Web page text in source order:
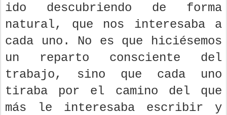
ido descubriendo de forma
natural, que nos interesaba a
cada uno. No es que hiciésemos
un reparto consciente del
trabajo, sino que cada uno
tiraba por el camino del que
más le interesaba escribir y